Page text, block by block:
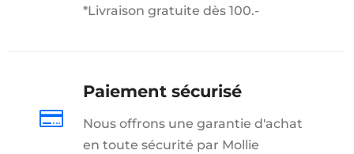
*Livraison gratuite dès 100.-

Paiement sécurisé
Nous offrons une garantie d'achat
en toute sécurité par Mollie